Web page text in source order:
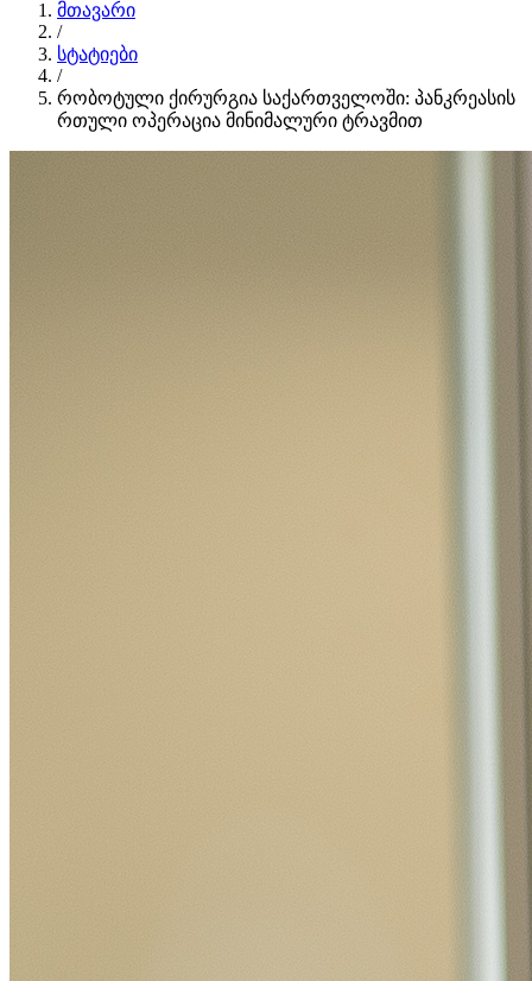
მთავარი
/
სტატიები
/
რობოტული ქირურგია საქართველოში: პანკრეასის
რთული ოპერაცია მინიმალური ტრავმით